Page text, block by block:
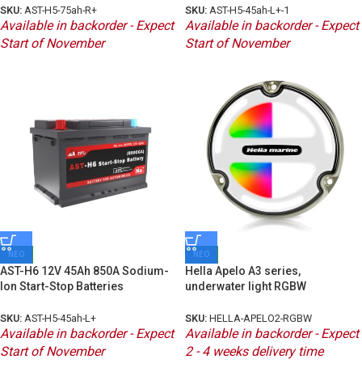
SKU: AST-H5-75ah-R+
Available in backorder - Expect
Start of November
SKU: AST-H5-45ah-L+-1
Available in backorder - Expect
Start of November
ΝΕΟ
AST-H6 12V 45Ah 850A Sodium-
Ion Start-Stop Batteries
SKU: AST-H5-45ah-L+
Available in backorder - Expect
Start of November
ΝΕΟ
Hella Apelo A3 series,
underwater light RGBW
SKU: HELLA-APELO2-RGBW
Available in backorder - Expect
2 - 4 weeks delivery time